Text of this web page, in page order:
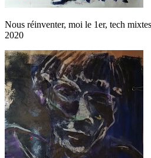
Nous réinventer, moi le 1er, tech
2020